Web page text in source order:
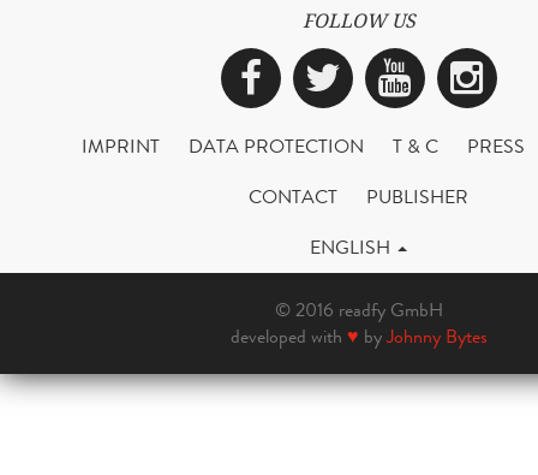
FOLLOW US
Facebook
Twitter
IMPRINT DATA PROTECTION T & C
PRESS
CONTACT
PUBLISHER
ENGLISH
© 2016 readfy GmbH
developed with ♥ byJohnny Bytes